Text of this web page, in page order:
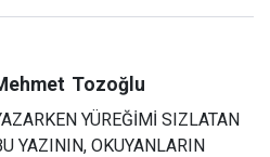
Tozoğlu
YÜREĞİMİ SIZLATAN
YAZININ, OKUYANLARIN